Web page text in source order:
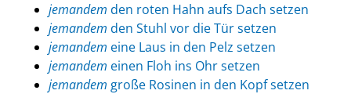
jemandem den roten Hahn aufs Dach setzen
jemandem den Stuhl vor die Tür setzen
jemandem eine Laus in den Pelz setzen
jemandem einen Floh ins Ohr setzen
jemandem große Rosinen in den Kopf setzen